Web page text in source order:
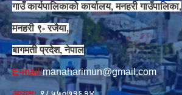
गाउँ कार्यपालिकाको कार्यालय, मनहरी गाउँपालिका,
मनहरी ९- रजैया,
बागमती प्रदेश, नेपाल
E-mail:manaharimun@gmail.com